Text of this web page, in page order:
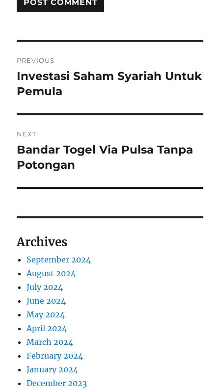
navigation
PREVIOUS
Previous
post:
Investasi Saham Syariah Untuk
Pemula
NEXT
Next
post:
Bandar Togel Via Pulsa Tanpa
Potongan
Archives
September 2024
August 2024
July 2024
June 2024
May 2024
April 2024
March 2024
February 2024
January 2024
December 2023